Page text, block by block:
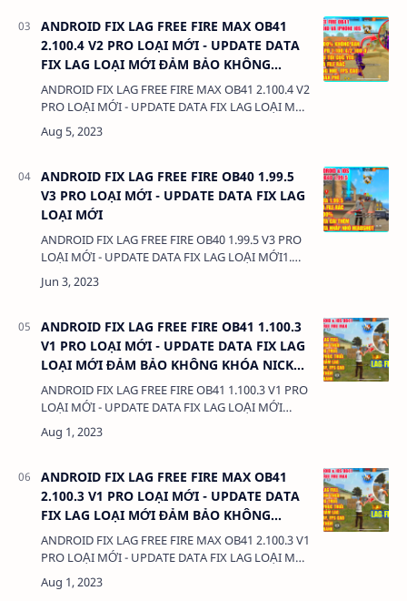
ANDROID FIX LAG FREE FIRE MAX OB41
2.100.4 V2 PRO LOẠI MỚI - UPDATE DATA
FIX LAG LOẠI MỚI ĐẢM BẢO KHÔNG
KHÓA NICK 100%
ANDROID FIX LAG FREE FIRE MAX OB41 2.100.4 V2
PRO LOẠI MỚI - UPDATE DATA FIX LAG LOẠI MỚI
ĐẢM BẢO KHÔNG KHÓA NICK 100%1. CHỨC
NĂNG:- FIX LAG FREE FIRE MAX OB41- PHIÊN
ANDROID FIX LAG FREE FIRE OB40 1.99.5
V3 PRO LOẠI MỚI - UPDATE DATA FIX LAG
LOẠI MỚI
ANDROID FIX LAG FREE FIRE OB40 1.99.5 V3 PRO
LOẠI MỚI - UPDATE DATA FIX LAG LOẠI MỚI1.
CHỨC NĂNG:- FIX LAG FREE FIRE OB40- PHIÊN
BẢN HỖ TRỢ 1.99.3- KHÔNG KHÓA NICK 100%- …
ANDROID FIX LAG FREE FIRE OB41 1.100.3
V1 PRO LOẠI MỚI - UPDATE DATA FIX LAG
LOẠI MỚI ĐẢM BẢO KHÔNG KHÓA NICK
100%
ANDROID FIX LAG FREE FIRE OB41 1.100.3 V1 PRO
LOẠI MỚI - UPDATE DATA FIX LAG LOẠI MỚI
ĐẢM BẢO KHÔNG KHÓA NICK 100%1. CHỨC
NĂNG:- FIX LAG FREE FIRE OB41- PHIÊN B…
ANDROID FIX LAG FREE FIRE MAX OB41
2.100.3 V1 PRO LOẠI MỚI - UPDATE DATA
FIX LAG LOẠI MỚI ĐẢM BẢO KHÔNG
KHÓA NICK 100%
ANDROID FIX LAG FREE FIRE MAX OB41 2.100.3 V1
PRO LOẠI MỚI - UPDATE DATA FIX LAG LOẠI MỚI
ĐẢM BẢO KHÔNG KHÓA NICK 100%1. CHỨC
NĂNG:- FIX LAG FREE FIRE MAX OB41- PHIÊN